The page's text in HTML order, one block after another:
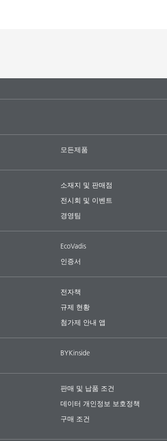
모든제품
소재지 및 판매점
전시회 및 이벤트
경영팀
EcoVadis
인증서
전자책
규제 현황
첨가제 안내 앱
BYKinside
판매 및 납품 조건
데이터 개인정보 보호정책
구매 조건